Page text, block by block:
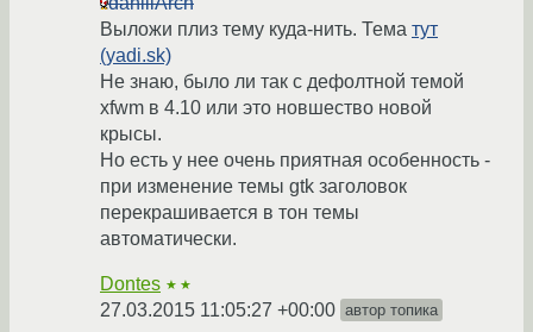
Выложи плиз тему куда-нить. Тема тут
(yadi.sk)
Не знаю, было ли так с дефолтной темой
xfwm в 4.10 или это новшество новой
крысы.
Но есть у нее очень приятная особенность -
при изменение темы gtk заголовок
перекрашивается в тон темы
автоматически.
Dontes ★★
27.03.2015 11:05:27 +00:00 автор топика